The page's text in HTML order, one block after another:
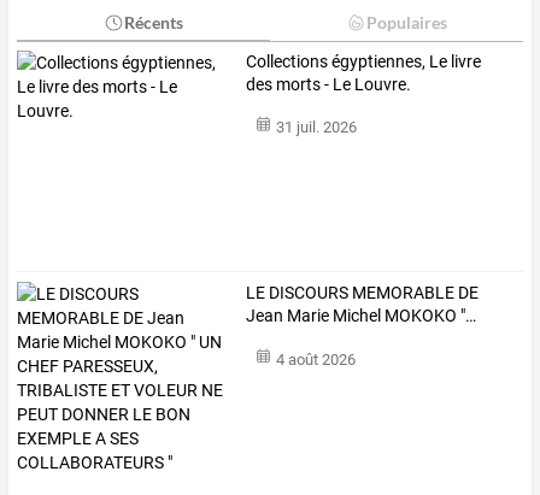
Récents Populaires
Collections égyptiennes, Le livre
des morts - Le Louvre.
31 juil. 2026
LE DISCOURS MEMORABLE DE
Jean Marie Michel MOKOKO "…
4 août 2026